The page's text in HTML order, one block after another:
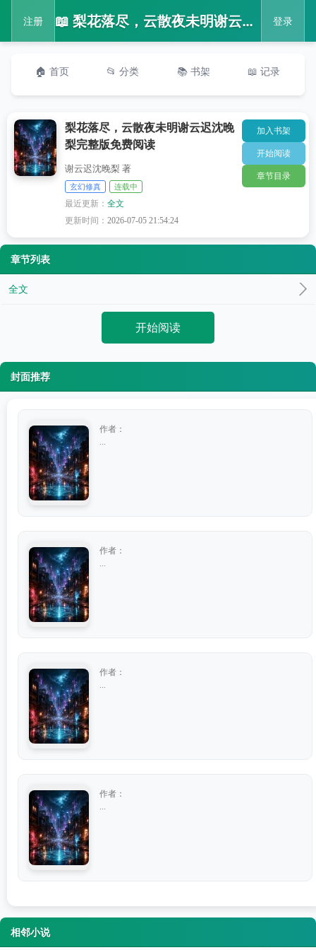
注册 📖 梨花落尽，云散夜未明谢云迟沈晚梨完整版免费阅读 登录
🏠 首页 📂 分类 📚 书架 📖 记录
梨花落尽，云散夜未明谢云迟沈晚
梨完整版免费阅读
谢云迟沈晚梨 著
玄幻修真 连载中
最近更新：全文
更新时间：2026-07-05 21:54:24
加入书架
开始阅读
章节目录
章节列表
全文
开始阅读
封面推荐
作者：
作者：
作者：
作者：
相邻小说